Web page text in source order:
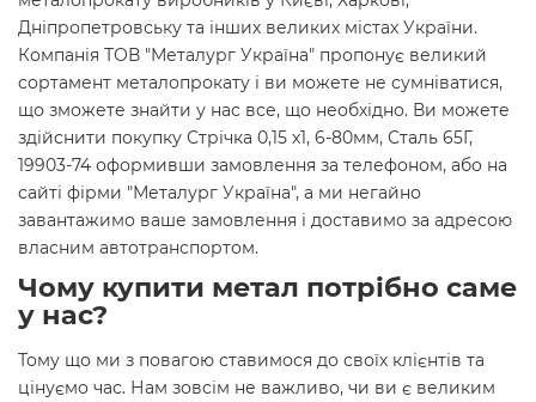
Дніпропетровську та інших великих містах України.
Компанія ТОВ "Металург Україна" пропонує великий
сортамент металопрокату і ви можете не сумніватися,
що зможете знайти у нас все, що необхідно. Ви можете
здійснити покупку Стрічка 0,15 х1, 6-80мм, Сталь 65Г,
19903-74 оформивши замовлення за телефоном, або на
сайті фірми "Металург Україна", а ми негайно
завантажимо ваше замовлення і доставимо за адресою
власним автотранспортом.
Чому купити метал потрібно саме
у нас?
Тому що ми з повагою ставимося до своїх клієнтів та
цінуємо час. Нам зовсім не важливо, чи ви є великим